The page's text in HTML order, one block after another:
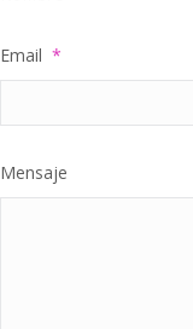
Email *
Mensaje